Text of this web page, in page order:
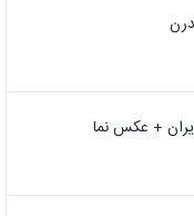
+ عکس نما